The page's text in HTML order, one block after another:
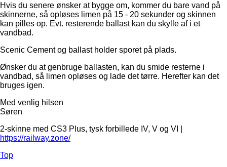
Hvis du senere ønsker at bygge om, kommer du bare vand på
skinnerne, så opløses limen på 15 - 20 sekunder og skinnen
kan pilles op. Evt. resterende ballast kan du skylle af i et
vandbad.
Scenic Cement og ballast holder sporet på plads.
Ønsker du at genbruge ballasten, kan du smide resterne i
vandbad, så limen opløses og lade det tørre. Herefter kan det
bruges igen.
Med venlig hilsen
Søren
2-skinne med CS3 Plus, tysk forbillede IV, V og VI |
https://railway.zone/
Top